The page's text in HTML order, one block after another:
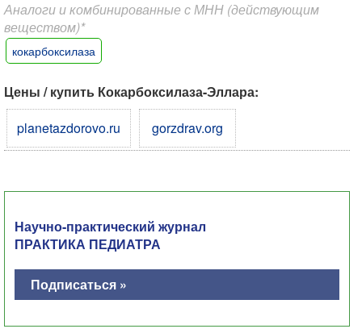
Аналоги и комбинированные с МНН (действующим
веществом)*
кокарбоксилаза
Цены / купить Кокарбоксилаза-Эллара:
planetazdorovo.ru
gorzdrav.org
Научно-практический журнал
ПРАКТИКА ПЕДИАТРА
Подписаться »